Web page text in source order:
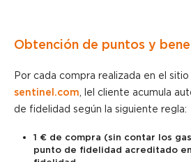
Obtención de puntos y
Por cada compra realizada en el sitio
sentinel.com , lel cliente acumula
de fidelidad según la siguiente regla:
1 € de compra (sin contar los
punto de fidelidad acreditado